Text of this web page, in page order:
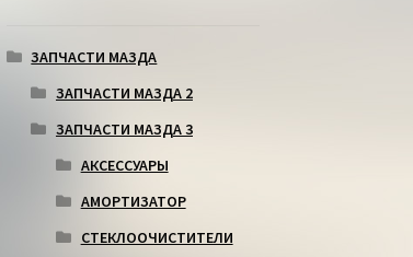
ЗАПЧАСТИ МАЗДА
ЗАПЧАСТИ МАЗДА 2
ЗАПЧАСТИ МАЗДА 3
АКСЕССУАРЫ
АМОРТИЗАТОР
СТЕКЛООЧИСТИТЕЛИ